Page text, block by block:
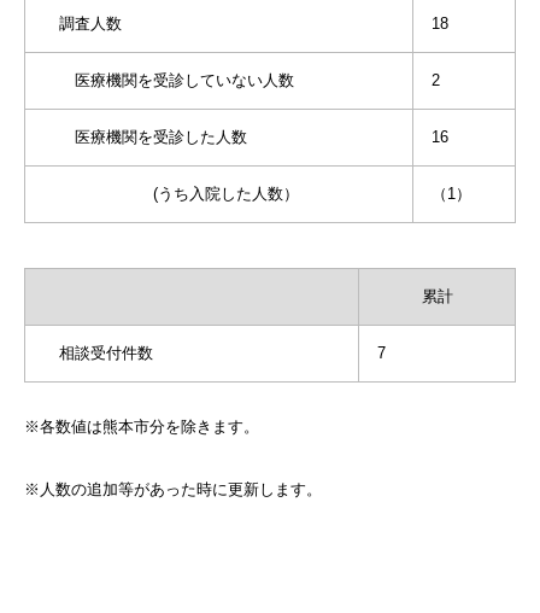
調査人数 18
医療機関を受診していない人数 2
医療機関を受診した人数 16
(うち入院した人数） （1）
累計
相談受付件数 7
※各数値は熊本市分を除きます。
※人数の追加等があった時に更新します。